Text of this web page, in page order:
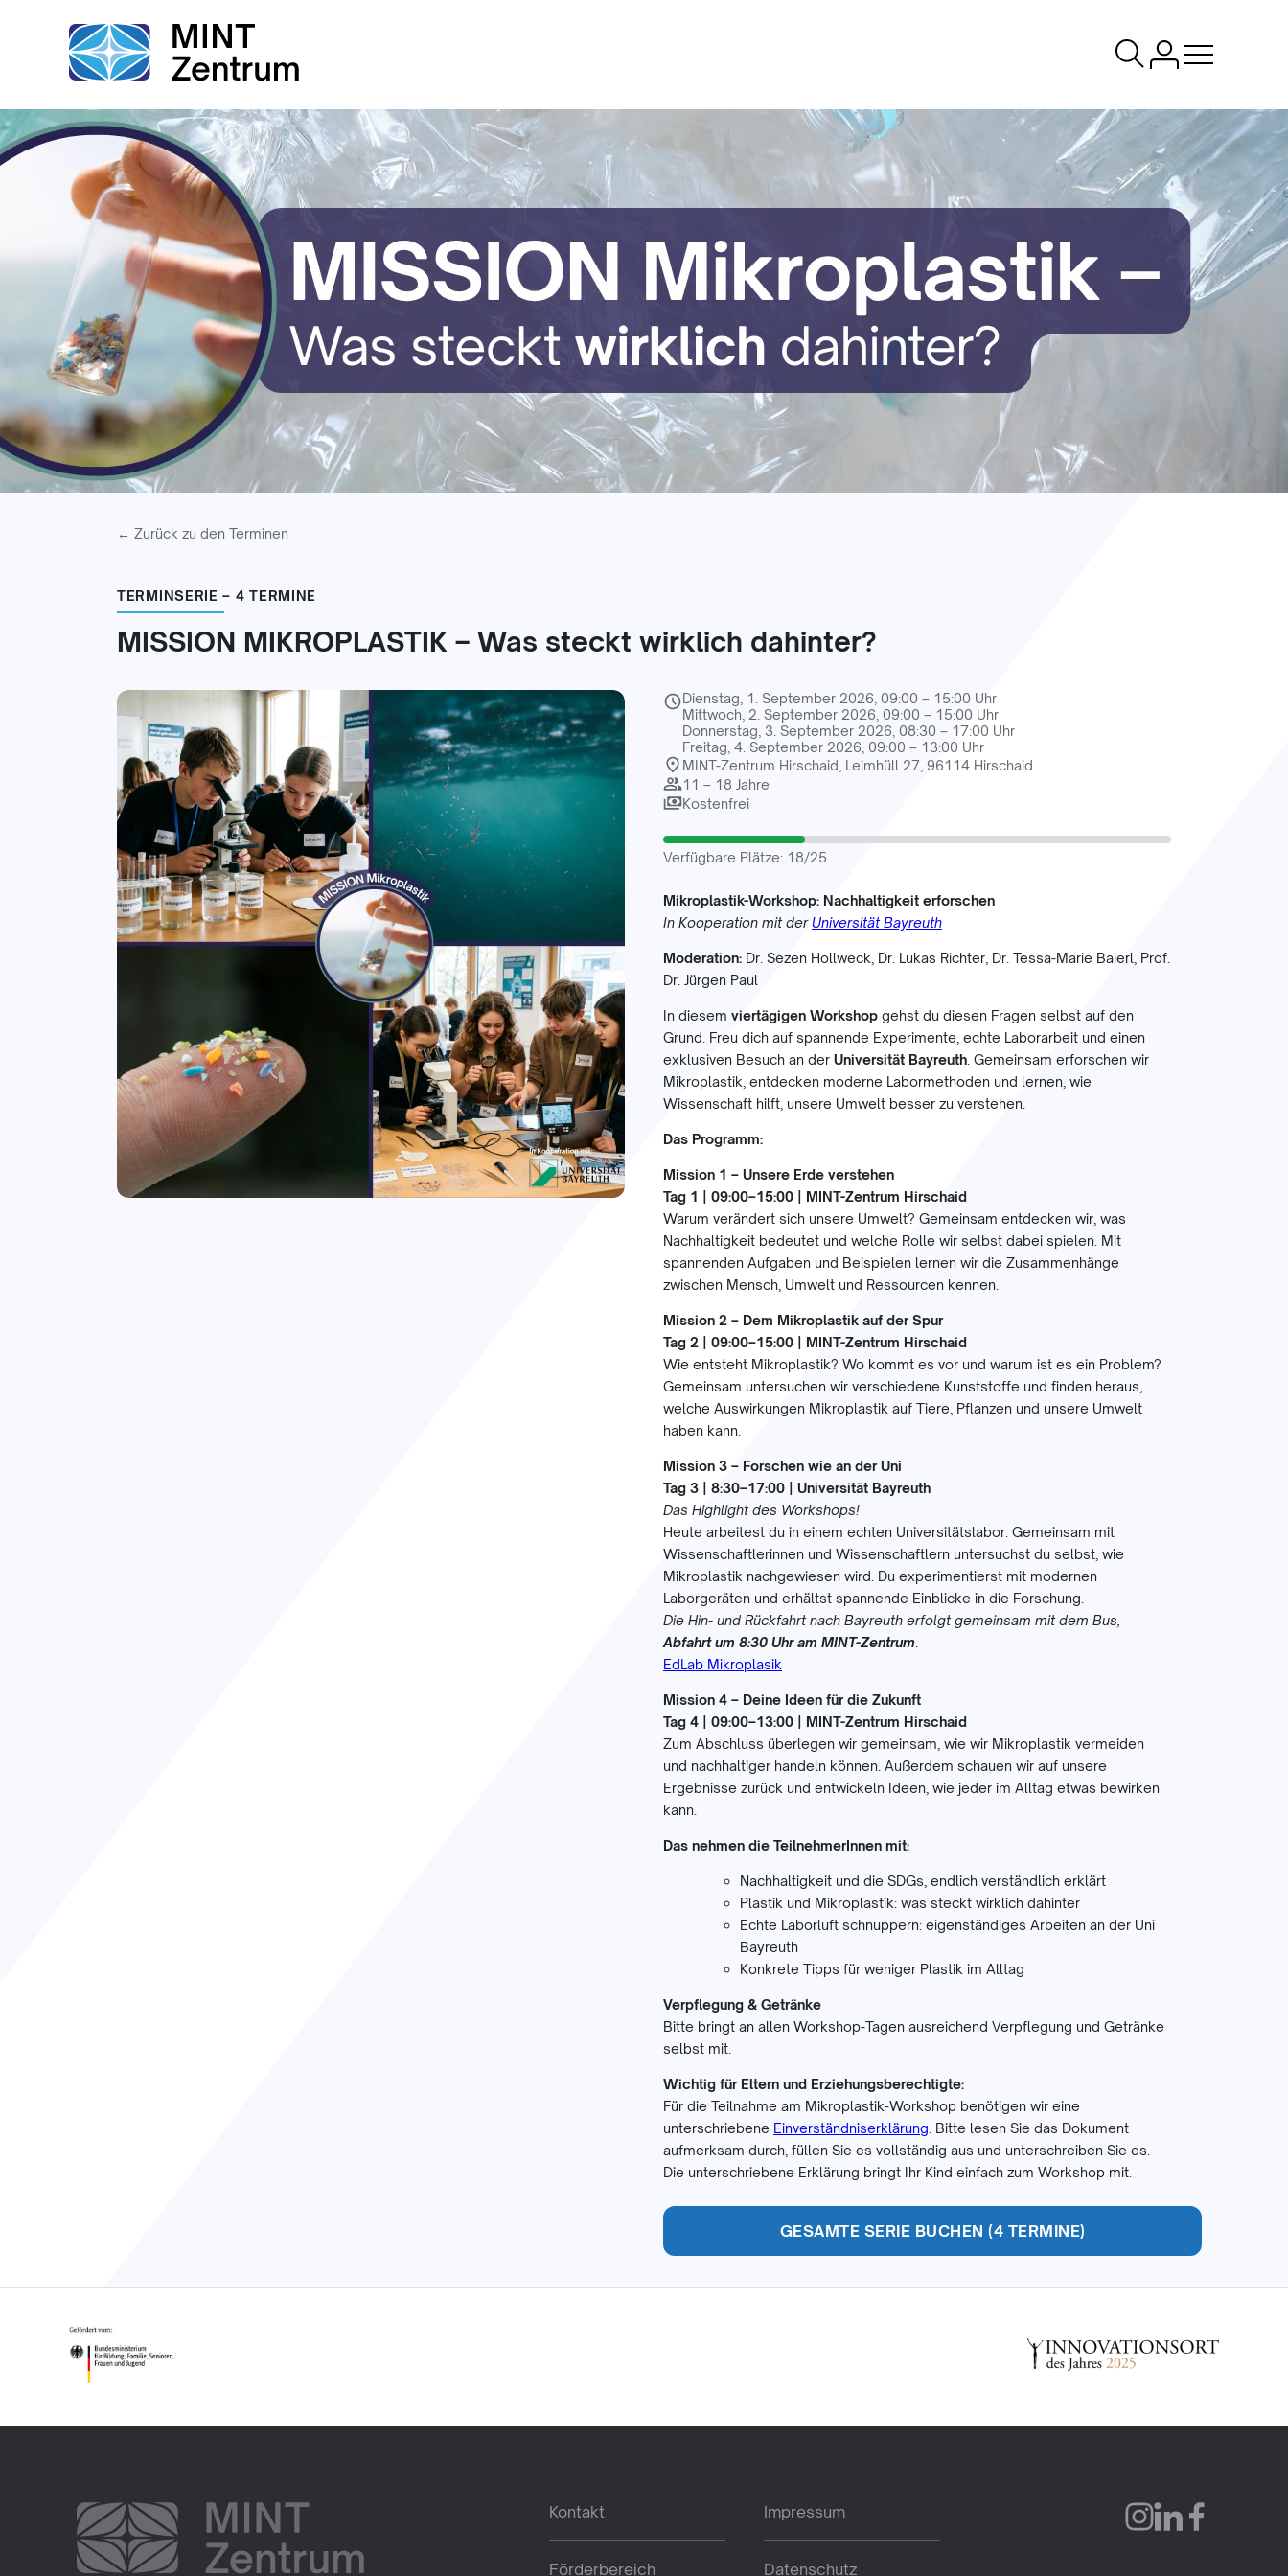
Menü
öffnen/
← Zurück zu den Terminen
TERMINSERIE – 4 TERMINE
MISSION MIKROPLASTIK – Was steckt wirklich dahinter?
Dienstag, 1. September 2026, 09:00 – 15:00 Uhr
Mittwoch, 2. September 2026, 09:00 – 15:00 Uhr
Donnerstag, 3. September 2026, 08:30 – 17:00 Uhr
Freitag, 4. September 2026, 09:00 – 13:00 Uhr
MINT-Zentrum Hirschaid, Leimhüll 27, 96114 Hirschaid
11 – 18 Jahre
Kostenfrei
Verfügbare Plätze: 18/25
Mikroplastik-Workshop: Nachhaltigkeit erforschen
In Kooperation mit der Universität Bayreuth
Moderation: Dr. Sezen Hollweck, Dr. Lukas Richter, Dr. Tessa-Marie Baierl, Prof.
Dr. Jürgen Paul
In diesem viertägigen Workshop gehst du diesen Fragen selbst auf den
Grund. Freu dich auf spannende Experimente, echte Laborarbeit und einen
exklusiven Besuch an der Universität Bayreuth . Gemeinsam erforschen wir
Mikroplastik, entdecken moderne Labormethoden und lernen, wie
Wissenschaft hilft, unsere Umwelt besser zu verstehen.
Das Programm:
Mission 1 – Unsere Erde verstehen
Tag 1 | 09:00–15:00 | MINT-Zentrum Hirschaid
Warum verändert sich unsere Umwelt? Gemeinsam entdecken wir, was
Nachhaltigkeit bedeutet und welche Rolle wir selbst dabei spielen. Mit
spannenden Aufgaben und Beispielen lernen wir die Zusammenhänge
zwischen Mensch, Umwelt und Ressourcen kennen.
Mission 2 – Dem Mikroplastik auf der Spur
Tag 2 | 09:00–15:00 | MINT-Zentrum Hirschaid
Wie entsteht Mikroplastik? Wo kommt es vor und warum ist es ein Problem?
Gemeinsam untersuchen wir verschiedene Kunststoffe und finden heraus,
welche Auswirkungen Mikroplastik auf Tiere, Pflanzen und unsere Umwelt
haben kann.
Mission 3 – Forschen wie an der Uni
Tag 3 | 8:30–17:00 | Universität Bayreuth
Das Highlight des Workshops!
Heute arbeitest du in einem echten Universitätslabor. Gemeinsam mit
Wissenschaftlerinnen und Wissenschaftlern untersuchst du selbst, wie
Mikroplastik nachgewiesen wird. Du experimentierst mit modernen
Laborgeräten und erhältst spannende Einblicke in die Forschung.
Die Hin- und Rückfahrt nach Bayreuth erfolgt gemeinsam mit dem Bus,
Abfahrt um 8:30 Uhr am MINT-Zentrum
EdLab Mikroplasik
Mission 4 – Deine Ideen für die Zukunft
Tag 4 | 09:00–13:00 | MINT-Zentrum Hirschaid
Zum Abschluss überlegen wir gemeinsam, wie wir Mikroplastik vermeiden
und nachhaltiger handeln können. Außerdem schauen wir auf unsere
Ergebnisse zurück und entwickeln Ideen, wie jeder im Alltag etwas bewirken
kann.
Das nehmen die TeilnehmerInnen mit:
Nachhaltigkeit und die SDGs, endlich verständlich erklärt
Plastik und Mikroplastik: was steckt wirklich dahinter
Echte Laborluft schnuppern: eigenständiges Arbeiten an der Uni
Bayreuth
Konkrete Tipps für weniger Plastik im Alltag
Verpflegung & Getränke
Bitte bringt an allen Workshop-Tagen ausreichend Verpflegung und Getränke
selbst mit.
Wichtig für Eltern und Erziehungsberechtigte:
Für die Teilnahme am Mikroplastik-Workshop benötigen wir eine
unterschriebene Einverständniserklärung . Bitte lesen Sie das Dokument
aufmerksam durch, füllen Sie es vollständig aus und unterschreiben Sie es.
Die unterschriebene Erklärung bringt Ihr Kind einfach zum Workshop mit.
GESAMTE SERIE BUCHEN (4 TERMINE)
Kontakt
Förderbereich
Impressum
Datenschutz